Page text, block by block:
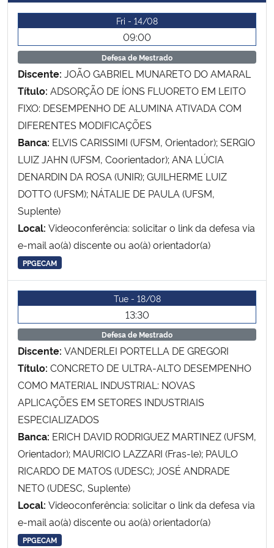
Ministério de Minas e Energia
Ministério da Ciência, Tecnologia, Inovações e Comunicações
Ministério do Meio Ambiente
Ministério do Turismo
Ministério da Mulher, da Família e dos Direitos Humanos
Gabinete de Segurança Institucional
Advocacia-Geral da União
Banco Central do Brasil
Fri - 14/08
09:00
Defesa de Mestrado
Discente: JOÃO GABRIEL MUNARETO DO AMARAL
Título: ADSORÇÃO DE ÍONS FLUORETO EM LEITO
FIXO: DESEMPENHO DE ALUMINA ATIVADA COM
DIFERENTES MODIFICAÇÕES
Banca: ELVIS CARISSIMI (UFSM, Orientador); SERGIO
LUIZ JAHN (UFSM, Coorientador); ANA LÚCIA
DENARDIN DA ROSA (UNIR); GUILHERME LUIZ
DOTTO (UFSM); NÁTALIE DE PAULA (UFSM,
Suplente)
Local: Videoconferência: solicitar o link da defesa via
e-mail ao(à) discente ou ao(à) orientador(a)
PPGECAM
Tue - 18/08
13:30
Defesa de Mestrado
Discente: VANDERLEI PORTELLA DE GREGORI
Título: CONCRETO DE ULTRA-ALTO DESEMPENHO
COMO MATERIAL INDUSTRIAL: NOVAS
APLICAÇÕES EM SETORES INDUSTRIAIS
ESPECIALIZADOS
Banca: ERICH DAVID RODRIGUEZ MARTINEZ (UFSM,
Orientador); MAURICIO LAZZARI (Fras-le); PAULO
RICARDO DE MATOS (UDESC); JOSÉ ANDRADE
NETO (UDESC, Suplente)
Local: Videoconferência: solicitar o link da defesa via
e-mail ao(à) discente ou ao(à) orientador(a)
PPGECAM